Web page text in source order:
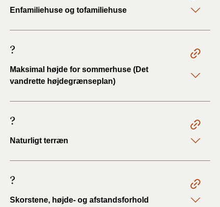
Enfamiliehuse og tofamiliehuse
?
Maksimal højde for sommerhuse (Det
vandrette højdegrænseplan)
?
Naturligt terræn
?
Skorstene, højde- og afstandsforhold